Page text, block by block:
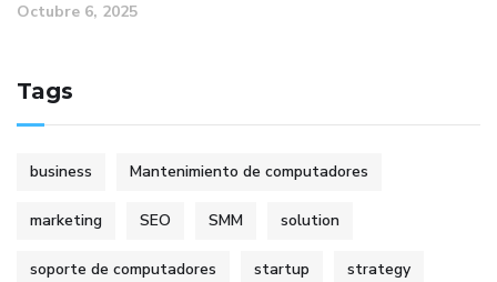
Octubre 6, 2025
Tags
business Mantenimiento de computadores
marketing SEO SMM solution
soporte de computadores startup strategy